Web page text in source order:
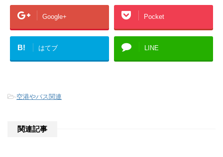
Google+ Pocket
B! はてブ LINE
-空港やバス関連
関連記事